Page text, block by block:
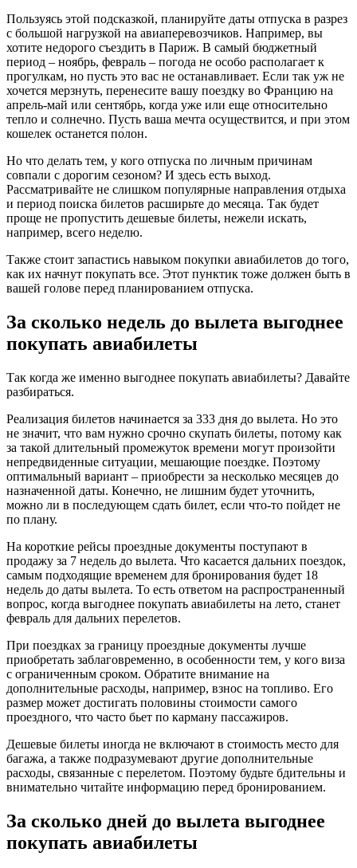
Пользуясь этой подсказкой, планируйте даты отпуска в разрез
с большой нагрузкой на авиаперевозчиков. Например, вы
хотите недорого съездить в Париж. В самый бюджетный
период – ноябрь, февраль – погода не особо располагает к
прогулкам, но пусть это вас не останавливает. Если так уж не
хочется мерзнуть, перенесите вашу поездку во Францию на
апрель-май или сентябрь, когда уже или еще относительно
тепло и солнечно. Пусть ваша мечта осуществится, и при этом
кошелек останется по́лон.
Но что делать тем, у кого отпуска по личным причинам
совпали с дорогим сезоном? И здесь есть выход.
Рассматривайте не слишком популярные направления отдыха
и период поиска билетов расширьте до месяца. Так будет
проще не пропустить дешевые билеты, нежели искать,
например, всего неделю.
Также стоит запастись навыком покупки авиабилетов до того,
как их начнут покупать все. Этот пунктик тоже должен быть в
вашей голове перед планированием отпуска.
За сколько недель до вылета выгоднее
покупать авиабилеты
Так когда же именно выгоднее покупать авиабилеты? Давайте
разбираться.
Реализация билетов начинается за 333 дня до вылета. Но это
не значит, что вам нужно срочно скупать билеты, потому как
за такой длительный промежуток времени могут произойти
непредвиденные ситуации, мешающие поездке. Поэтому
оптимальный вариант – приобрести за несколько месяцев до
назначенной даты. Конечно, не лишним будет уточнить,
можно ли в последующем сдать билет, если что-то пойдет не
по плану.
На короткие рейсы проездные документы поступают в
продажу за 7 недель до вылета. Что касается дальних поездок,
самым подходящие временем для бронирования будет 18
недель до даты вылета. То есть ответом на распространенный
вопрос, когда выгоднее покупать авиабилеты на лето, станет
февраль для дальних перелетов.
При поездках за границу проездные документы лучше
приобретать заблаговременно, в особенности тем, у кого виза
с ограниченным сроком. Обратите внимание на
дополнительные расходы, например, взнос на топливо. Его
размер может достигать половины стоимости самого
проездного, что часто бьет по карману пассажиров.
Дешевые билеты иногда не включают в стоимость место для
багажа, а также подразумевают другие дополнительные
расходы, связанные с перелетом. Поэтому будьте бдительны и
внимательно читайте информацию перед бронированием.
За сколько дней до вылета выгоднее
покупать авиабилеты